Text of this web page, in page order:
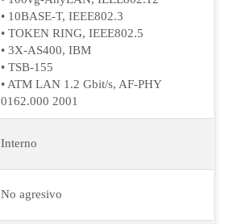
• 10BASE-T, IEEE802.3
• TOKEN RING, IEEE802.5
• 3X-AS400, IBM
• TSB-155
• ATM LAN 1.2 Gbit/s, AF-PHY
0162.000 2001
Interno
No agresivo